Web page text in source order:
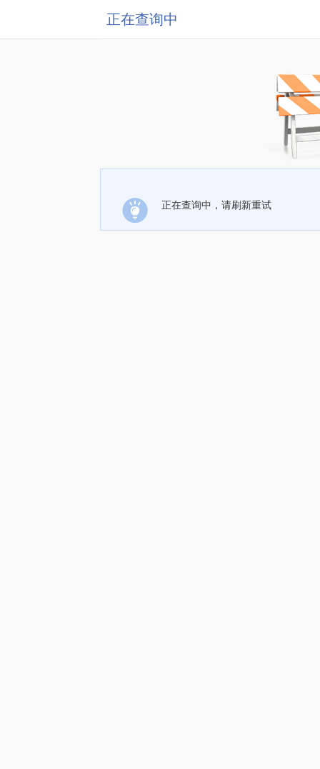
正在查询中
正在查询中，请刷新重试